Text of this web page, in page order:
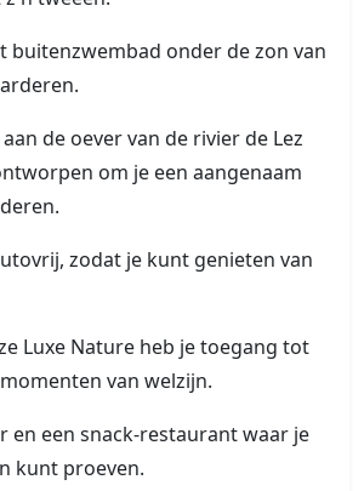
buitenzwembad onder de zon van
de oever van de rivier de Lez
om je een aangenaam
zodat je kunt genieten van
Luxe Nature heb je toegang tot
van welzijn.
en een snack-restaurant waar je
kunt proeven.